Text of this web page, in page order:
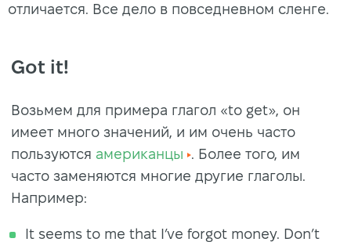
отличается. Все дело в повседневном сленге.
Got it!
Возьмем для примера глагол «to get», он
имеет много значений, и им очень часто
пользуются американцы
. Более того, им
часто заменяются многие другие глаголы.
Например:
It seems to me that I’ve forgot money. Don’t